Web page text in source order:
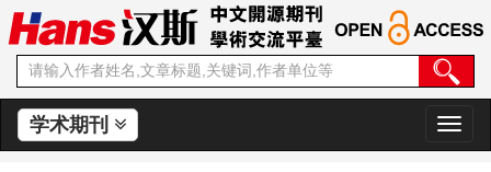
学术期刊
切
换